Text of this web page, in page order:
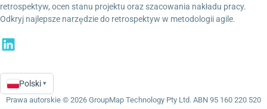
retrospektyw, ocen stanu projektu oraz szacowania nakładu pracy.
Odkryj najlepsze narzędzie do retrospektyw w metodologii agile.
Language
Polski ▾
Prawa autorskie © 2026 GroupMap Technology Pty Ltd. ABN 95 160 220 520